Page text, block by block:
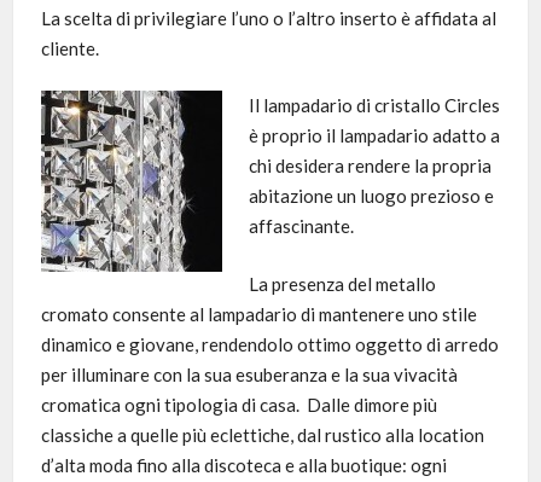
La scelta di privilegiare l’uno o l’altro inserto è affidata al
cliente.
Il lampadario di cristallo Circles
è proprio il lampadario adatto a
chi desidera rendere la propria
abitazione un luogo prezioso e
affascinante.
La presenza del metallo
cromato consente al lampadario di mantenere uno stile
dinamico e giovane, rendendolo ottimo oggetto di arredo
per illuminare con la sua esuberanza e la sua vivacità
cromatica ogni tipologia di casa. Dalle dimore più
classiche a quelle più eclettiche, dal rustico alla location
d’alta moda fino alla discoteca e alla buotique: ogni